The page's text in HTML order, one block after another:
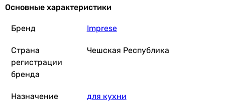
Imprese Pivot WD f03408501WD
3 520 грн
Основные характеристики
Бренд Imprese
Страна
регистрации
бренда
Чешская Республика
Назначение для кухни